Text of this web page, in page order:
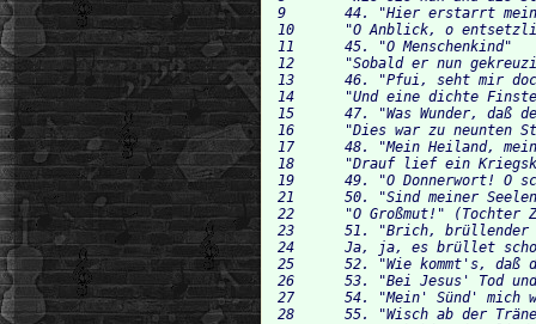
9 	44. "Hier erstarrt mein Herz und Blut" (Gläubige Seele, Soprano)	1:27
10 	"O Anblick, o entsetzliches Gesicht" (Gläubige Seele, Sopran)	1:13
11 	45. "O Menschenkind"		0:38
12 	"Sobald er nun gekreuzigt war" (Evangelist)	0:31
13 	46. "Pfui, seht mir doch den neuen König an!"	0:31
14 	"Und eine dichte Finsternis" (Evangelist)	0:35
15 	47. "Was Wunder, daß der Sonnen Pracht" (Gläubige Seele, Soprano)	3:08
16 	"Dies war zu neunten Stund'" (Evangelist)	1:39
17 	48. "Mein Heiland, mein Heiland, Herr und Fürst!" (Gläubige Seele, Soprano)	2:28
18 	"Drauf lief ein Kriegsknecht hin" (Evangelist)	0:37
19 	49. "O Donnerwort! O schrecklich Schreien!" (Gläubige Seelen, Soprano, Alto, Basso)	4:10 20 	"O selig, wer dies glaubt" (Gläubige Seele, Sopran;Evangelist)	0:47
21 	50. "Sind meiner Seelen tiefe Wunden" (Tochter Zion, Gläubige Seele, Soprano)	3:38
22 	"O Großmut!" (Tochter Zion, Evangelist)	0:35
23 	51. "Brich, brüllender Abgrund" (Gläubige Seele,Tenore)	4:42
24 	Ja, ja, es brüllet schon in unterird'schen Grüften (Gläubige Seele, Tenor; Hauptmann)	1:20
25 	52. "Wie kommt's, daß da der Himmel weint" (Gläubige Seele, Basso)	2:37
26 	53. "Bei Jesus' Tod und Leiden" (Gläubige Seele, Soprano)	1:38
27 	54. "Mein' Sünd' mich werden kränken sehr"	1:02
28 	55. "Wisch ab der Tränen scharfe Lauge" (Tochter Zion)		6:21